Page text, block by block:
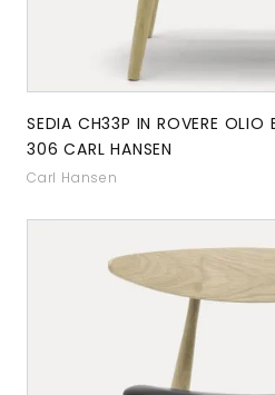
SEDIA CH33P IN ROVERE OLIO
306 CARL HANSEN
Carl Hansen